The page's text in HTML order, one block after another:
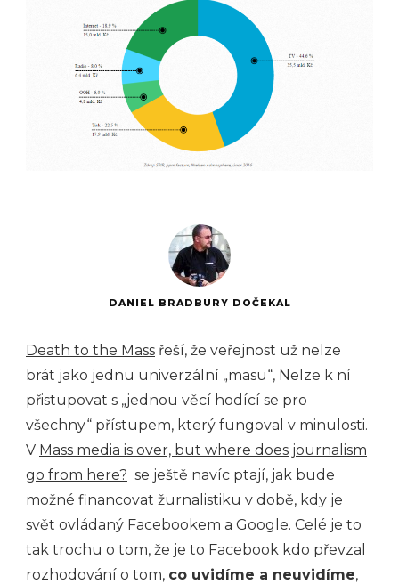
DANIEL BRADBURY DOČEKAL
Death to the Mass řeší, že veřejnost už nelze
brát jako jednu univerzální „masu“, Nelze k ní
přistupovat s „jednou věcí hodící se pro
všechny“ přístupem, který fungoval v minulosti.
V Mass media is over, but where does journalism
go from here? se ještě navíc ptají, jak bude
možné financovat žurnalistiku v době, kdy je
svět ovládaný Facebookem a Google. Celé je to
tak trochu o tom, že je to Facebook kdo převzal
rozhodování o tom, co uvidíme a neuvidíme,